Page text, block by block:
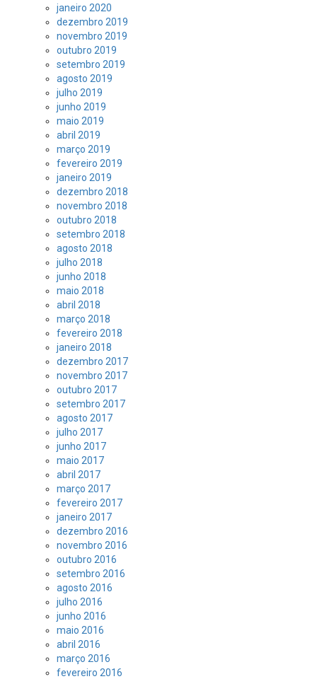
janeiro 2020
dezembro 2019
novembro 2019
outubro 2019
setembro 2019
agosto 2019
julho 2019
junho 2019
maio 2019
abril 2019
março 2019
fevereiro 2019
janeiro 2019
dezembro 2018
novembro 2018
outubro 2018
setembro 2018
agosto 2018
julho 2018
junho 2018
maio 2018
abril 2018
março 2018
fevereiro 2018
janeiro 2018
dezembro 2017
novembro 2017
outubro 2017
setembro 2017
agosto 2017
julho 2017
junho 2017
maio 2017
abril 2017
março 2017
fevereiro 2017
janeiro 2017
dezembro 2016
novembro 2016
outubro 2016
setembro 2016
agosto 2016
julho 2016
junho 2016
maio 2016
abril 2016
março 2016
fevereiro 2016